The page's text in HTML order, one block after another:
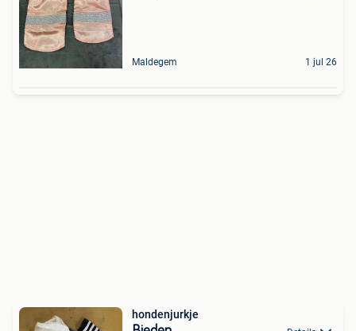
Maldegem 1 jul 26
hondenjurkje